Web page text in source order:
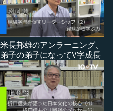
米長邦雄のアンラーニング、
弟子の弟子になってV字成長